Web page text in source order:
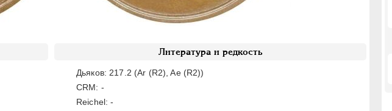
Литература и редкость
Дьяков: 217.2 (Ar (R2), Aе (R2))
CRM: -
Reichel: -